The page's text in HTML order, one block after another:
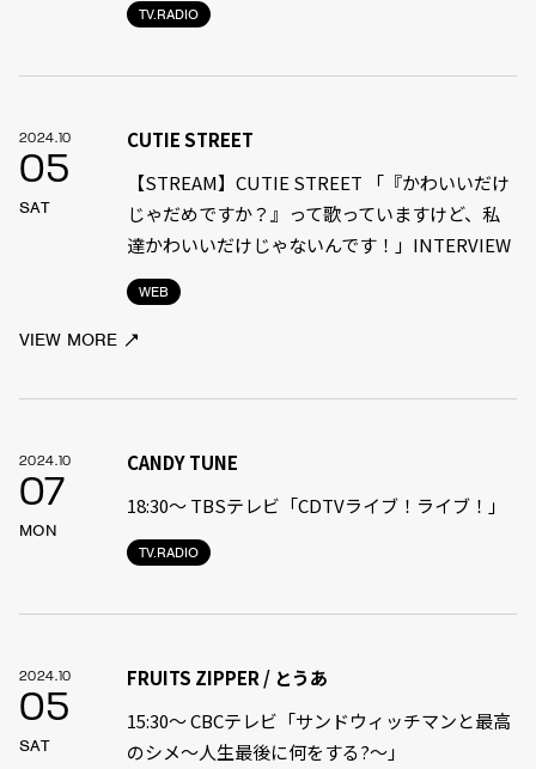
TV.RADIO
2024.10
05
SAT
WEB
CUTIE STREET
【STREAM】CUTIE STREET 「『かわいいだけ
じゃだめですか？』って歌っていますけど、私
達かわいいだけじゃないんです！」INTERVIEW
VIEW MORE
2024.10
07
MON
TV.RADIO
CANDY TUNE
18:30〜 TBSテレビ「CDTVライブ！ライブ！」
2024.10
05
SAT
FRUITS ZIPPER / とうあ
15:30〜 CBCテレビ「サンドウィッチマンと最高
のシメ～人生最後に何をする?～」